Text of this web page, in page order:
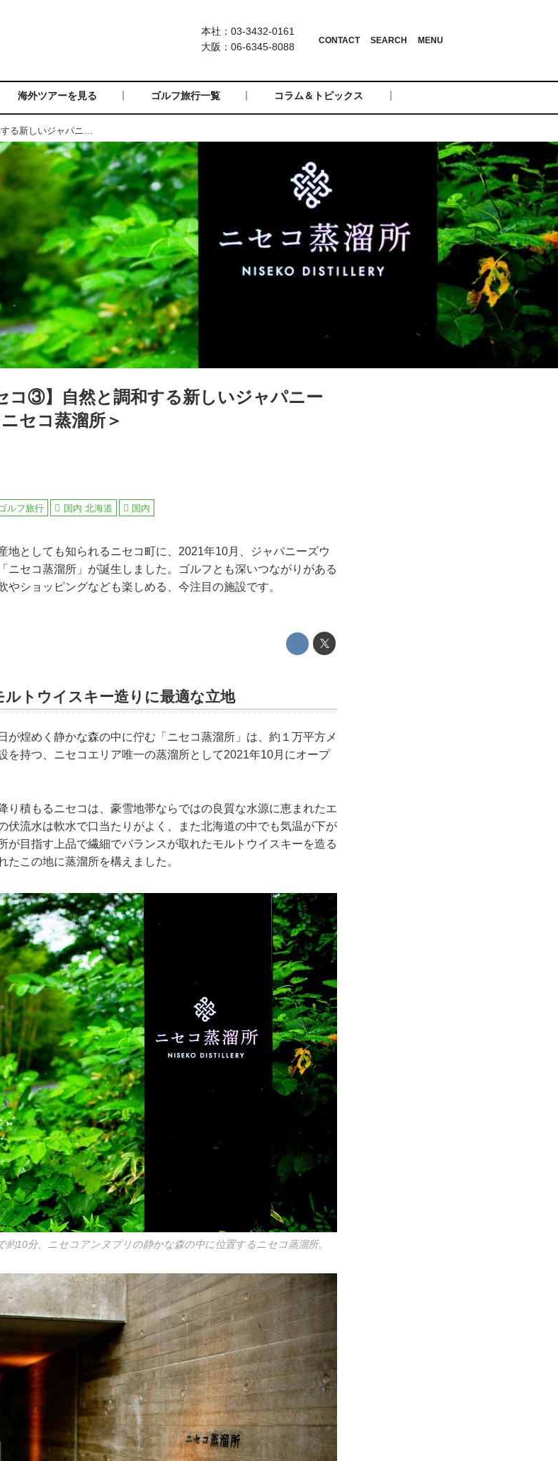
海外ツアーを見る ゴルフ旅行一覧 コラム＆トピックス
本社：03-3432-0161
大阪：06-6345-8088
【夏のゴルフ旅 in ニセコ③】自然と調和する新しいジャパニーズウイスキーに注目＜ニセコ蒸溜所＞
コ③】自然と調和する新しいジャパニー
セコ蒸溜所＞
ゴルフ旅行 国内 北海道 国内
地としても知られるニセコ町に、2021年10月、ジャパニーズウ
ニセコ蒸溜所」が誕生しました。ゴルフとも深いつながりがある
やショッピングなども楽しめる、今注目の施設です。
ルトウイスキー造りに最適な立地
が煌めく静かな森の中に佇む「ニセコ蒸溜所」は、約１万平方メ
を持つ、ニセコエリア唯一の蒸溜所として2021年10月にオープ
り積もるニセコは、豪雪地帯ならではの良質な水源に恵まれたエ
伏流水は軟水で口当たりがよく、また北海道の中でも気温が下が
が目指す上品で繊細でバランスが取れたモルトウイスキーを造る
この地に蒸溜所を構えました。
10分、ニセコアンヌプリの静かな森の中に位置するニセコ蒸溜所。